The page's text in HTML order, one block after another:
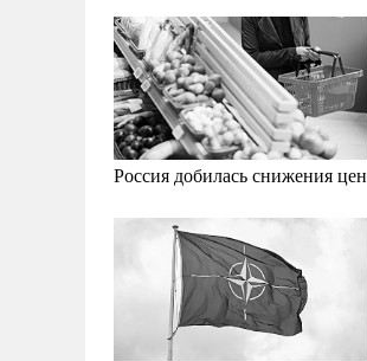
Россия добилась снижения цен